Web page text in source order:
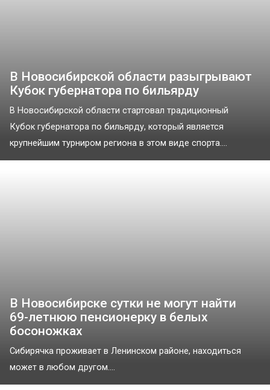
В Новосибирской области разыгрывают
Кубок губернатора по бильярду
В Новосибирской области стартовал традиционный
Кубок губернатора по бильярду, который является
крупнейшим турниром региона в этом виде спорта....
В Новосибирске сутки не могут найти
69-летнюю пенсионерку в белых
босоножках
Сибирячка проживает в Ленинском районе, находиться
может в любом другом....